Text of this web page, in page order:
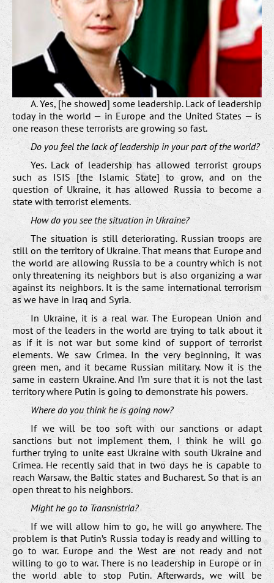
A. Yes, [he showed] some leadership. Lack of leadership
today in the world — in Europe and the United States — is
one reason these terrorists are growing so fast.
Do you feel the lack of leadership in your part of the world?
Yes. Lack of leadership has allowed terrorist groups
such as ISIS [the Islamic State] to grow, and on the
question of Ukraine, it has allowed Russia to become a
state with terrorist elements.
How do you see the situation in Ukraine?
The situation is still deteriorating. Russian troops are
still on the territory of Ukraine. That means that Europe and
the world are allowing Russia to be a country which is not
only threatening its neighbors but is also organizing a war
against its neighbors. It is the same international terrorism
as we have in Iraq and Syria.
In Ukraine, it is a real war. The European Union and
most of the leaders in the world are trying to talk about it
as if it is not war but some kind of support of terrorist
elements. We saw Crimea. In the very beginning, it was
green men, and it became Russian military. Now it is the
same in eastern Ukraine. And I’m sure that it is not the last
territory where Putin is going to demonstrate his powers.
Where do you think he is going now?
If we will be too soft with our sanctions or adapt
sanctions but not implement them, I think he will go
further trying to unite east Ukraine with south Ukraine and
Crimea. He recently said that in two days he is capable to
reach Warsaw, the Baltic states and Bucharest. So that is an
open threat to his neighbors.
Might he go to Transnistria?
If we will allow him to go, he will go anywhere. The
problem is that Putin’s Russia today is ready and willing to
go to war. Europe and the West are not ready and not
willing to go to war. There is no leadership in Europe or in
the world able to stop Putin. Afterwards, we will be